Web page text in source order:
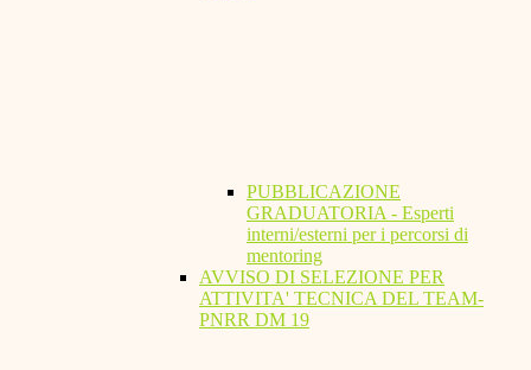
PUBBLICAZIONE
GRADUATORIA - Esperti
interni/esterni per i percorsi di
mentoring
AVVISO DI SELEZIONE PER
ATTIVITA' TECNICA DEL TEAM-
PNRR DM 19